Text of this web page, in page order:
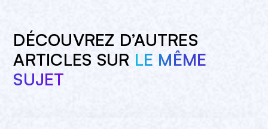
DÉCOUVREZ D’AUTRES
ARTICLES SUR LE MÊME
SUJET